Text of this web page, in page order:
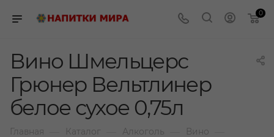
0
Вино Шмельцерс
Грюнер Вельтлинер
белое сухое 0,75л
Главная Каталог Алкоголь Вино